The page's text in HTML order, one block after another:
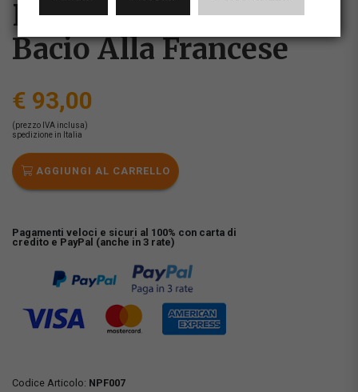
Patrizia Fruci - Un
Bacio Alla Francese
€ 93,00
(prezzo IVA inclusa)
spedizione in Italia
AGGIUNGI AL CARRELLO
Pagamenti veloci e sicuri al 100% con carta di
credito e PayPal (anche in 3 rate)
Codice Articolo: NPF007